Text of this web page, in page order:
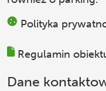
Polityka
Regulamin
Dane